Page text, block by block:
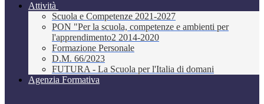
Attività
Scuola e Competenze 2021-2027
PON "Per la scuola, competenze e ambienti per
l'apprendimento2 2014-2020
Formazione Personale
D.M. 66/2023
FUTURA - La Scuola per l'Italia di domani
Agenzia Formativa